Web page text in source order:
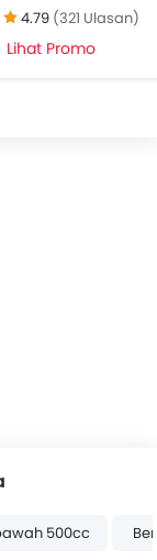
4.79 (321 Ulasan)
Lihat Promo
500cc